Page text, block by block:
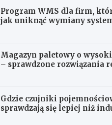
Program WMS dla firm,
jak uniknąć wymiany
Magazyn paletowy o
– sprawdzone rozwiązania
Gdzie czujniki
sprawdzają się lepiej niż